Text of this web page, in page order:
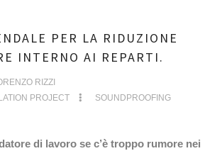
PER LA RIDUZIONE
INTERNO AI REPARTI.
RIZZI
PROJECT
SOUNDPROOFING
di lavoro se c’è troppo rumore nei